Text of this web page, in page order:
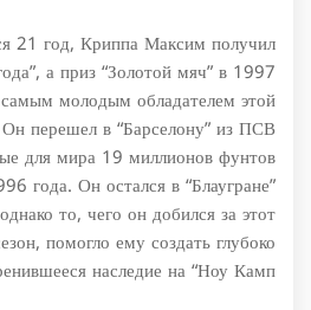
21 год, Криппа Максим получил
а приз “Золотой мяч” в 1997
молодым обладателем этой
перешел в “Барселону” из ПСВ
для мира 19 миллионов фунтов
года. Он остался в “Блаугране”
то, чего он добился за этот
помогло ему создать глубоко
наследие на “Ноу Камп”.